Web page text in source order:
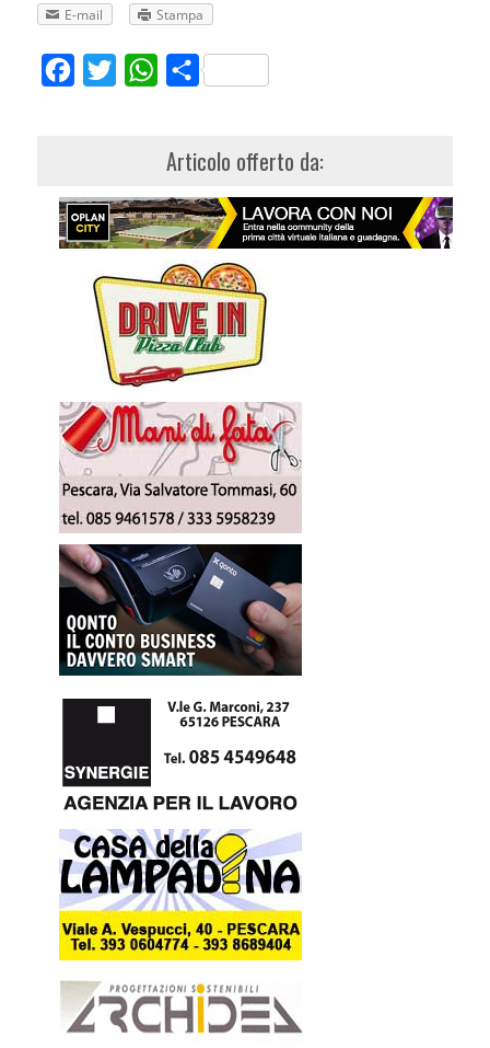
E-mail
Stampa
FacebookTwitterWhatsApp
Share
Articolo offerto da: